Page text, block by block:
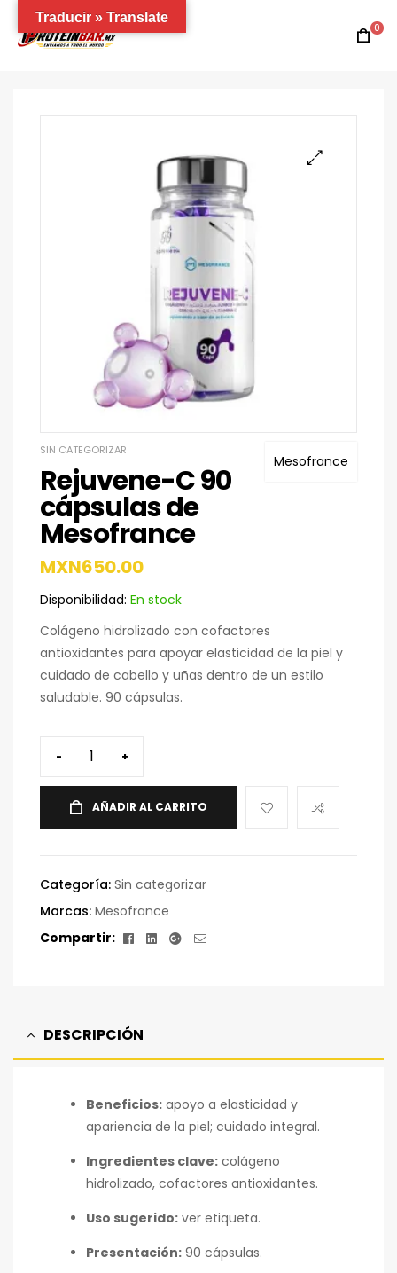
0
Mesofrance
SIN CATEGORIZAR
Rejuvene-C 90
cápsulas de
Mesofrance
MXN650.00
Disponibilidad: En stock
Colágeno hidrolizado con cofactores
antioxidantes para apoyar elasticidad de la piel y
cuidado de cabello y uñas dentro de un estilo
saludable. 90 cápsulas.
- +
AÑADIR AL CARRITO
Categoría: Sin categorizar
Marcas: Mesofrance
Compartir:
Facebook
LinkedinGoogle+
Correo
DESCRIPCIÓN
Beneficios: apoyo a elasticidad y
apariencia de la piel; cuidado integral.
Ingredientes clave: colágeno
hidrolizado, cofactores antioxidantes.
Uso sugerido: ver etiqueta.
Presentación: 90 cápsulas.
Traducir » Translate